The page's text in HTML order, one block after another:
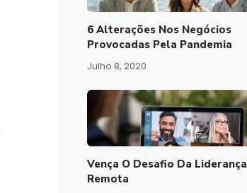
6 Alterações Nos Negócios
Provocadas Pela Pandemia
Julho 8, 2020
Vença O Desafio Da Liderança
Remota